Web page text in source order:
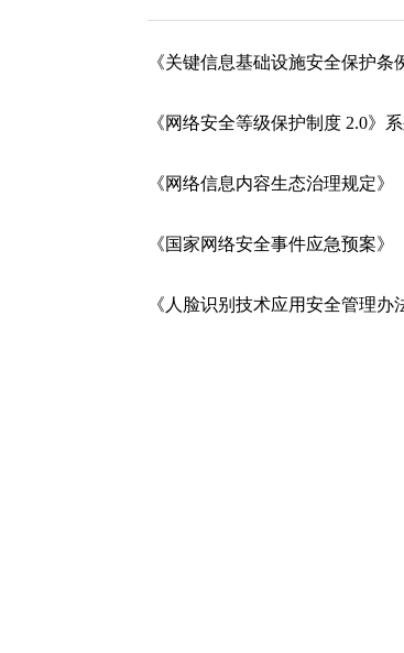
《关键信息基础设施安全保护条
《网络安全等级保护制度 2.0》
《网络信息内容生态治理规定》
《国家网络安全事件应急预案》
《人脸识别技术应用安全管理办